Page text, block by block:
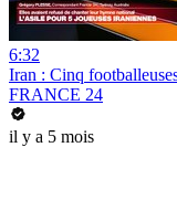
6:32
Iran : Cinq
FRANCE 24
il y a 5 mois